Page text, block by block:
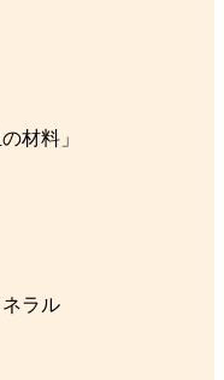
材料」
ラル